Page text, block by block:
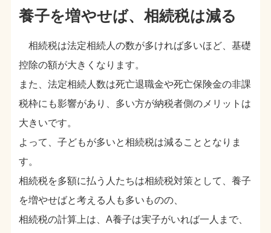
養子を増やせば、相続税は減る
相続税は法定相続人の数が多ければ多いほど、基礎
控除の額が大きくなります。
また、法定相続人数は死亡退職金や死亡保険金の非課
税枠にも影響があり、多い方が納税者側のメリットは
大きいです。
よって、子どもが多いと相続税は減ることとなりま
す。
相続税を多額に払う人たちは相続税対策として、養子
を増やせばと考える人も多いものの、
相続税の計算上は、A養子は実子がいれば一人まで、